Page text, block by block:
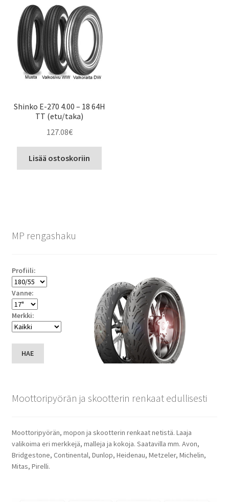
Shinko E-270 4.00 – 18 64H
TT (etu/taka)
127.08€
Lisää ostoskoriin
MP rengashaku
Profiili:
Vanne:
Merkki:
HAE
Moottoripyörän ja skootterin renkaat edullisesti
Moottoripyörän, mopon ja skootterin renkaat netistä. Laaja
valikoima eri merkkejä, malleja ja kokoja. Saatavilla mm. Avon,
Bridgestone, Continental, Dunlop, Heidenau, Metzeler, Michelin,
Mitas, Pirelli.